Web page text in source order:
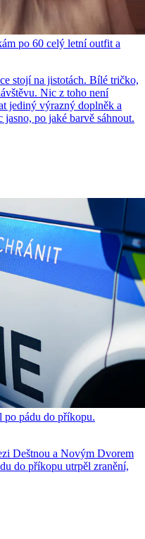
po 60 celý letní outfit a
stojí na jistotách. Bílé tričko,
Nic z toho není
jediný výrazný doplněk a
po jaké barvě sáhnout.
po pádu do příkopu.
Deštnou a Novým Dvorem
do příkopu utrpěl zranění,